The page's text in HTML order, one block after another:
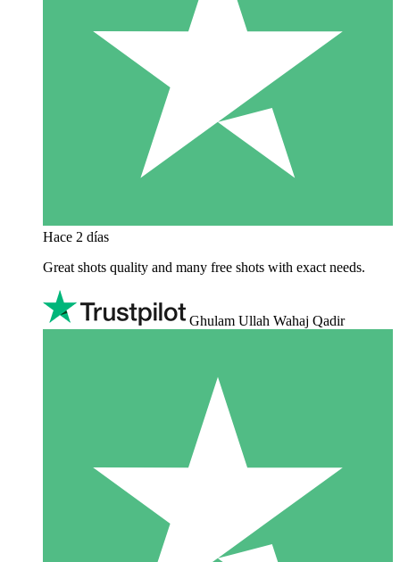
Hace 2 días
Great shots quality and many free shots with exact needs.
Ghulam Ullah Wahaj Qadir